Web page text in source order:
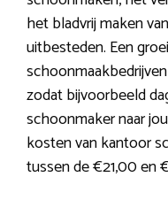
het bladvrij maken
uitbesteden. Een
zodat bijvoorbeeld
schoonmaker naar
kosten van kantoor
tussen de €21,00 en